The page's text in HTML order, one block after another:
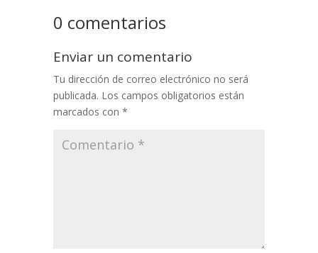
0 comentarios
Enviar un comentario
Tu dirección de correo electrónico no será
publicada. Los campos obligatorios están
marcados con *